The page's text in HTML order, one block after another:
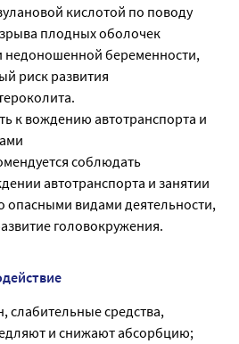
кислотой по поводу
плодных оболочек
недоношенной беременности,
риск развития
к вождению автотранспорта и
соблюдать
автотранспорта и занятии
опасными видами деятельности,
головокружения.
слабительные средства,
и снижают абсорбцию;